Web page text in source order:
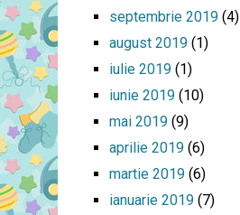
septembrie 2019(4)
august 2019(1)
iulie 2019(1)
iunie 2019(10)
mai 2019(9)
aprilie 2019(6)
martie 2019(6)
ianuarie 2019(7)